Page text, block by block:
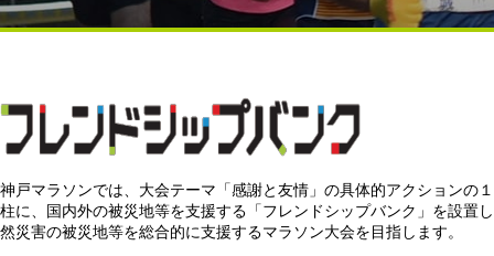
神戸マラソンでは、大会テーマ「感謝と友情」の具体的アクションの
柱に、国内外の被災地等を支援する「フレンドシップバンク」を設置
然災害の被災地等を総合的に支援するマラソン大会を目指します。